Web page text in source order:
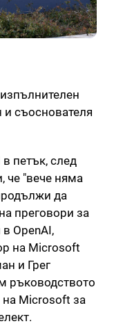
съоснователя
петък, след
че "вече няма
да
преговори за
OpenAI,
на Microsoft
и Грег
ръководството
на Microsoft за